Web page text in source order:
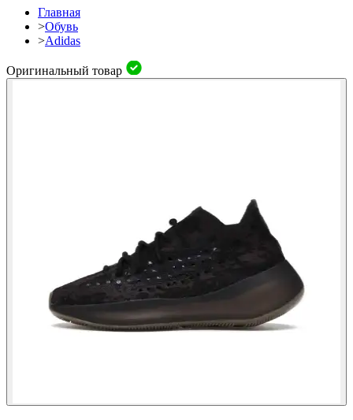
Главная
>Обувь
>Adidas
Оригинальный товар